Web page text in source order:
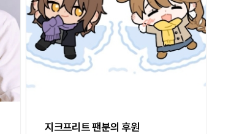
지크프리트 팬분의 후원